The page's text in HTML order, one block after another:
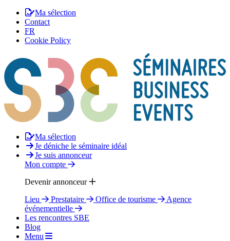
Ma sélection
Contact
FR
Cookie Policy
Ma sélection
Je déniche le séminaire idéal
Je suis annonceur
Mon compte
Devenir annonceur
Lieu
Prestataire Office de tourisme
Agence
événementielle
Les rencontres SBE
Blog
Menu